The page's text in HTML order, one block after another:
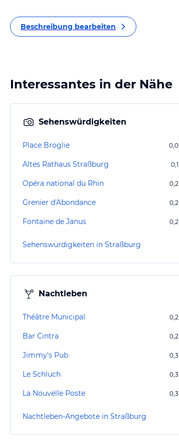
Beschreibung bearbeiten
Interessantes in der Nähe
Sehenswürdigkeiten
Place Broglie 0,0
Altes Rathaus Straßburg 0,1
Opéra national du Rhin 0,2
Grenier d'Abondance 0,2
Fontaine de Janus 0,2
Sehenswürdigkeiten in Straßburg
Nachtleben
Théâtre Municipal 0,2
Bar Cintra 0,2
Jimmy's Pub 0,3
Le Schluch 0,3
La Nouvelle Poste 0,3
Nachtleben-Angebote in Straßburg